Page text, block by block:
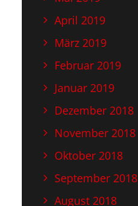
April 2019
März 2019
Februar 2019
Januar 2019
Dezember 2018
November 2018
Oktober 2018
September 2018
August 2018